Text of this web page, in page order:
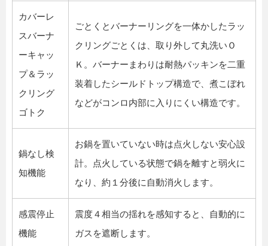
カバーレ
スバーナ
ーキャッ
プ＆ラッ
クリング
ゴトク
ごとくとバーナーリングを一体かしたラッ
クリングごとくは、取り外して丸洗いＯ
Ｋ。バーナーまわりは耐熱パッキンを二重
装着したシールドトップ構造で、煮こぼれ
などがコンロ内部に入りにくい構造です。
鍋なし検
知機能
お鍋を置いていない時は点火しない安心設
計。点火している状態で鍋を離すと弱火に
なり、約１分後に自動消火します。
感震停止
機能
震度４相当の揺れを感知すると、自動的に
ガスを遮断します。